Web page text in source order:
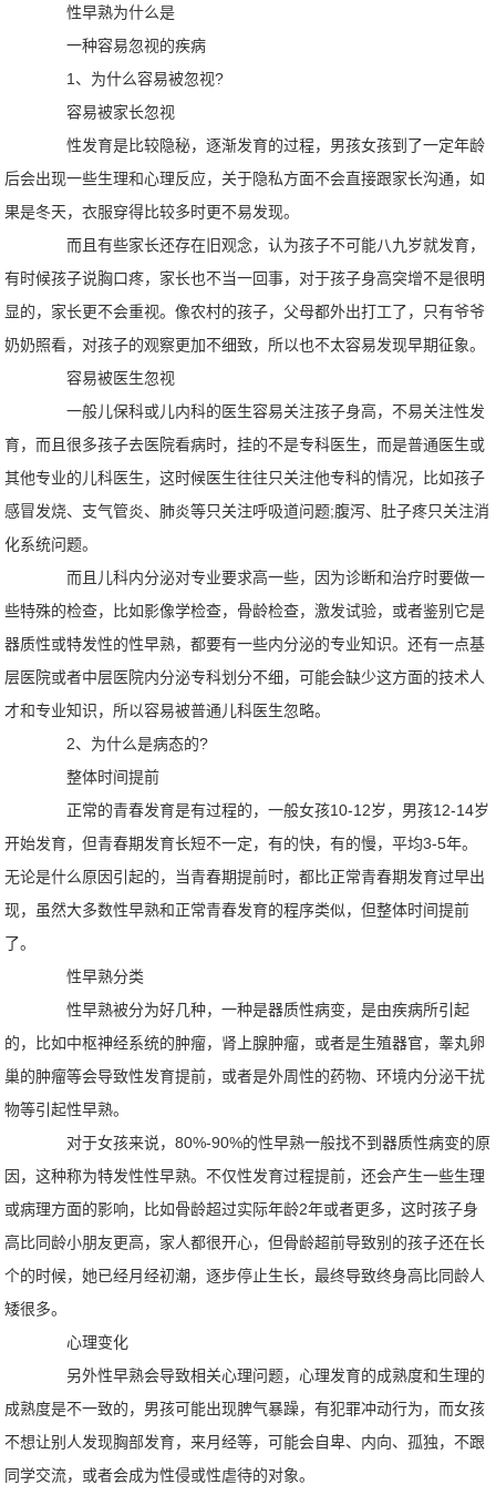
性早熟为什么是
一种容易忽视的疾病
1、为什么容易被忽视?
容易被家长忽视
性发育是比较隐秘，逐渐发育的过程，男孩女孩到了一定年龄
后会出现一些生理和心理反应，关于隐私方面不会直接跟家长沟通，如
果是冬天，衣服穿得比较多时更不易发现。
而且有些家长还存在旧观念，认为孩子不可能八九岁就发育，
有时候孩子说胸口疼，家长也不当一回事，对于孩子身高突增不是很明
显的，家长更不会重视。像农村的孩子，父母都外出打工了，只有爷爷
奶奶照看，对孩子的观察更加不细致，所以也不太容易发现早期征象。
容易被医生忽视
一般儿保科或儿内科的医生容易关注孩子身高，不易关注性发
育，而且很多孩子去医院看病时，挂的不是专科医生，而是普通医生或
其他专业的儿科医生，这时候医生往往只关注他专科的情况，比如孩子
感冒发烧、支气管炎、肺炎等只关注呼吸道问题;腹泻、肚子疼只关注消
化系统问题。
而且儿科内分泌对专业要求高一些，因为诊断和治疗时要做一
些特殊的检查，比如影像学检查，骨龄检查，激发试验，或者鉴别它是
器质性或特发性的性早熟，都要有一些内分泌的专业知识。还有一点基
层医院或者中层医院内分泌专科划分不细，可能会缺少这方面的技术人
才和专业知识，所以容易被普通儿科医生忽略。
2、为什么是病态的?
整体时间提前
正常的青春发育是有过程的，一般女孩10-12岁，男孩12-14岁
开始发育，但青春期发育长短不一定，有的快，有的慢，平均3-5年。
无论是什么原因引起的，当青春期提前时，都比正常青春期发育过早出
现，虽然大多数性早熟和正常青春发育的程序类似，但整体时间提前
了。
性早熟分类
性早熟被分为好几种，一种是器质性病变，是由疾病所引起
的，比如中枢神经系统的肿瘤，肾上腺肿瘤，或者是生殖器官，睾丸卵
巢的肿瘤等会导致性发育提前，或者是外周性的药物、环境内分泌干扰
物等引起性早熟。
对于女孩来说，80%-90%的性早熟一般找不到器质性病变的原
因，这种称为特发性性早熟。不仅性发育过程提前，还会产生一些生理
或病理方面的影响，比如骨龄超过实际年龄2年或者更多，这时孩子身
高比同龄小朋友更高，家人都很开心，但骨龄超前导致别的孩子还在长
个的时候，她已经月经初潮，逐步停止生长，最终导致终身高比同龄人
矮很多。
心理变化
另外性早熟会导致相关心理问题，心理发育的成熟度和生理的
成熟度是不一致的，男孩可能出现脾气暴躁，有犯罪冲动行为，而女孩
不想让别人发现胸部发育，来月经等，可能会自卑、内向、孤独，不跟
同学交流，或者会成为性侵或性虐待的对象。